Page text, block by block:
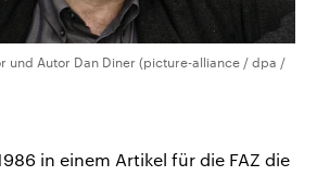
und Autor Dan Diner (picture-alliance / dpa /
in einem Artikel für die FAZ die